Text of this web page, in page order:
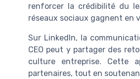
renforcer la crédibilité du
réseaux sociaux gagnent en
Sur LinkedIn, la
CEO peut y partager des
culture entreprise. Cette
partenaires, tout en